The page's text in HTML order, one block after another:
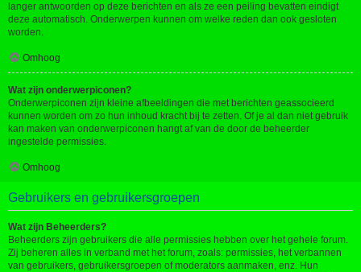
langer antwoorden op deze berichten en als ze een peiling bevatten eindigt
deze automatisch. Onderwerpen kunnen om welke reden dan ook gesloten
worden.
Omhoog
Wat zijn onderwerpiconen?
Onderwerpiconen zijn kleine afbeeldingen die met berichten geassocieerd
kunnen worden om zo hun inhoud kracht bij te zetten. Of je al dan niet gebruik
kan maken van onderwerpiconen hangt af van de door de beheerder
ingestelde permissies.
Omhoog
Gebruikers en gebruikersgroepen
Wat zijn Beheerders?
Beheerders zijn gebruikers die alle permissies hebben over het gehele forum.
Zij beheren alles in verband met het forum, zoals: permissies, het verbannen
van gebruikers, gebruikersgroepen of moderators aanmaken, enz. Hun